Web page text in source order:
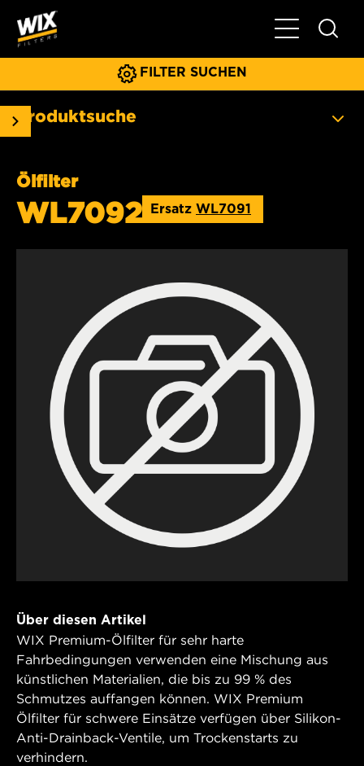
FILTER SUCHEN
Produktsuche
Ölfilter
WL7092 Ersatz WL7091
Über diesen Artikel
WIX Premium-Ölfilter für sehr harte
Fahrbedingungen verwenden eine Mischung aus
künstlichen Materialien, die bis zu 99 % des
Schmutzes auffangen können. WIX Premium
Ölfilter für schwere Einsätze verfügen über Silikon-
Anti-Drainback-Ventile, um Trockenstarts zu
verhindern.